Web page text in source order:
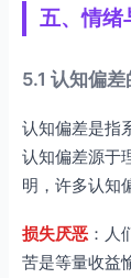
五、情绪
5.1 认知偏
认知偏差是指
认知偏差源于
明，许多认知
损失厌恶 ：
苦是等量收益